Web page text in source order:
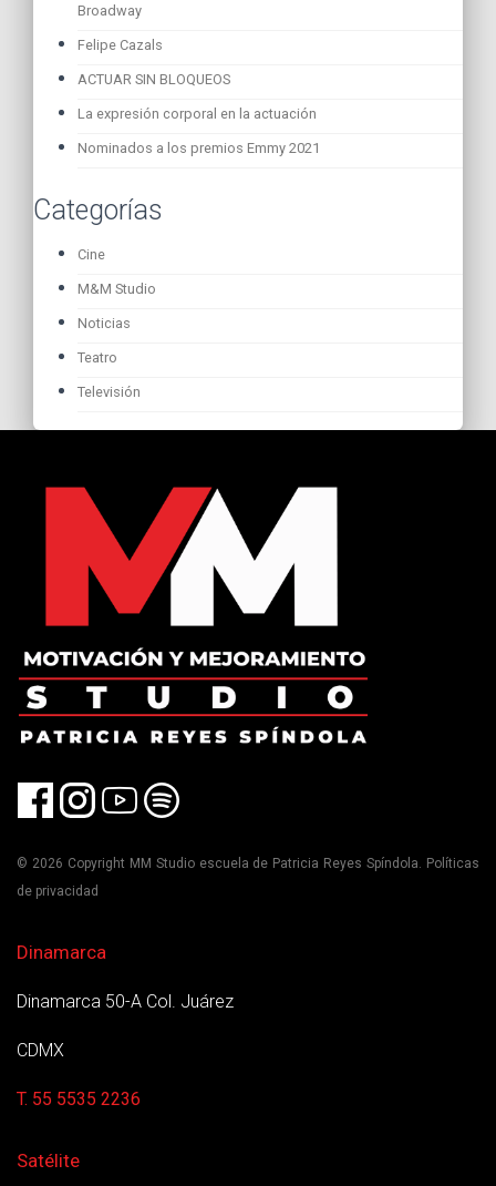
Broadway
Felipe Cazals
ACTUAR SIN BLOQUEOS
La expresión corporal en la actuación
Nominados a los premios Emmy 2021
Categorías
Cine
M&M Studio
Noticias
Teatro
Televisión
© 2026 Copyright MM Studio escuela de Patricia Reyes Spíndola. Políticas
de privacidad
Dinamarca
Dinamarca 50-A Col. Juárez
CDMX
T. 55 5535 2236
Satélite